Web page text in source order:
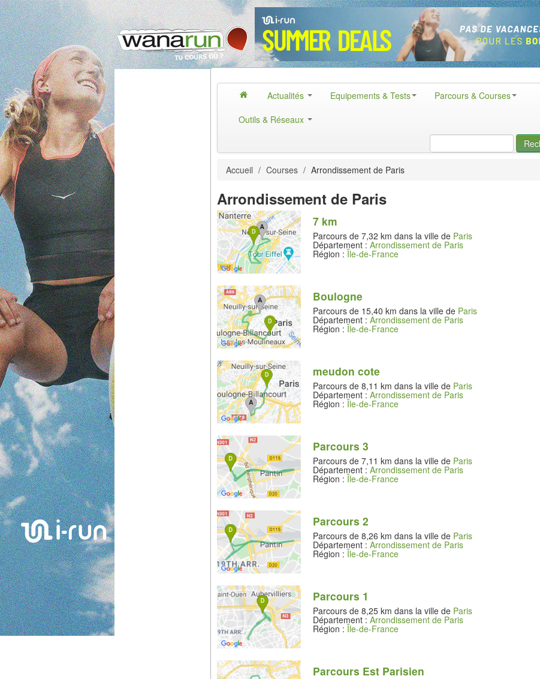
Actualités Equipements & Tests
Parcours & Courses
Outils & Réseaux
Accueil / Courses / Arrondissement de Paris
Arrondissement de Paris
7 km
Parcours de 7,32 km dans la ville de Paris
Département : Arrondissement de Paris
Région : Île-de-France
Boulogne
Parcours de 15,40 km dans la ville de Paris
Département : Arrondissement de Paris
Région : Île-de-France
meudon cote
Parcours de 8,11 km dans la ville de Paris
Département : Arrondissement de Paris
Région : Île-de-France
Parcours 3
Parcours de 7,11 km dans la ville de Paris
Département : Arrondissement de Paris
Région : Île-de-France
Parcours 2
Parcours de 8,26 km dans la ville de Paris
Département : Arrondissement de Paris
Région : Île-de-France
Parcours 1
Parcours de 8,25 km dans la ville de Paris
Département : Arrondissement de Paris
Région : Île-de-France
Parcours Est Parisien